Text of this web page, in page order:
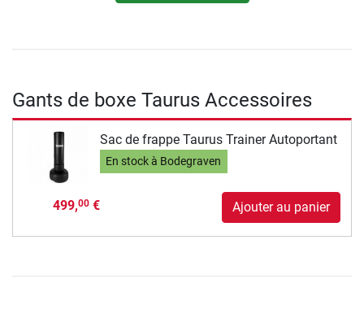
Gants de boxe Taurus Accessoires
Sac de frappe Taurus Trainer Autoportant
En stock à Bodegraven
499,00€ Ajouter au panier